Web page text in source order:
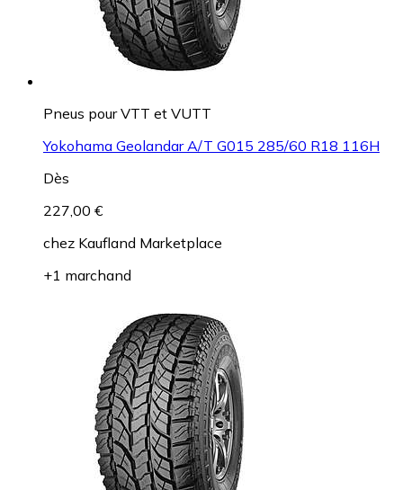
Pneus pour VTT et VUTT
Yokohama Geolandar A/T G015 285/60 R18 116H
Dès
227,00 €
chez Kaufland Marketplace
+1 marchand